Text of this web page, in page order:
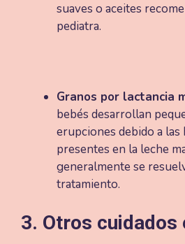
suaves o aceites
pediatra​.
Granos por lactancia
bebés desarrollan
erupciones debido a las
presentes en la leche
generalmente se
tratamiento​.
3. Otros